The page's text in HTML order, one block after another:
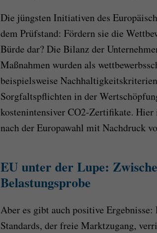
Die jüngsten Initiativen des
dem Prüfstand: Fördern sie die
Bürde dar? Die Bilanz der
Maßnahmen wurden als
beispielsweise
Sorgfaltspflichten in der
kostenintensiver CO2-Zertifikate.
nach der Europawahl mit Nachdruck
EU unter der Lupe:
Belastungsprobe
Aber es gibt auch positive
Standards, der freie Marktzugang,